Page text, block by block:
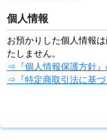
個人情報
お預かりした個人情報
たしません。
⇒『個人情報保護方針
⇒『特定商取引法に基